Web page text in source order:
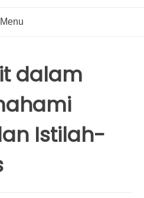
Menu
dalam
Istilah-